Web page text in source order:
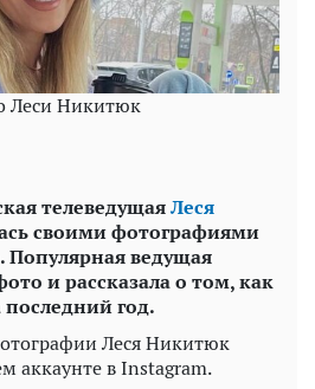
Леси Никитюк
телеведущаяЛеся
своими фотографиями
Популярная ведущая
и рассказала о том, как
год.
Леся Никитюк
аккаунте в Instagram.